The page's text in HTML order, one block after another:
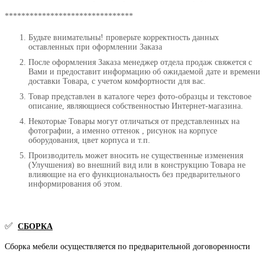
*******************************
Будьте внимательны! проверьте корректность данных
оставленных при оформлении Заказа
После оформления Заказа менеджер отдела продаж свяжется с
Вами и предоставит информацию об ожидаемой дате и времени
доставки Товара, с учетом комфортности для вас.
Товар представлен в каталоге через фото-образцы и текстовое
описание, являющиеся собственностью Интернет-магазина.
Некоторые Товары могут отличаться от представленных на
фотографии, а именно оттенок , рисунок на корпусе
оборудования, цвет корпуса и т.п.
Производитель может вносить не существенные изменения
(Улучшения) во внешний вид или в конструкцию Товара не
влияющие на его функциональность без предварительного
информирования об этом.
✅ СБОРКА
Сборка мебели осуществляется по предварительной договоренности